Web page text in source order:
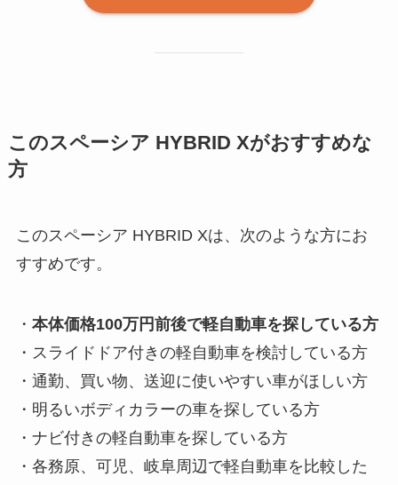
このスペーシア HYBRID Xがおすすめな
方
このスペーシア HYBRID Xは、次のような方にお
すすめです。
・ 本体価格100万円前後で軽自動車を探している方
・スライドドア付きの軽自動車を検討している方
・通勤、買い物、送迎に使いやすい車がほしい方
・明るいボディカラーの車を探している方
・ナビ付きの軽自動車を探している方
・各務原、可児、岐阜周辺で軽自動車を比較した